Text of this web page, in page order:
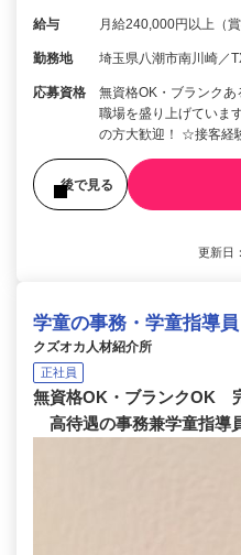
給与 月給240,000円以上（賞
勤務地 埼玉県八潮市南川崎／
応募資格
無資格OK・ブランク
職場を盛り上げていま
の方大歓迎！ ☆接客経
後で見る
更新日
学童の事務・学童指導員
クズオカ人材紹介所
正社員
無資格OK・ブランクOK
高待遇の事務兼学童指導